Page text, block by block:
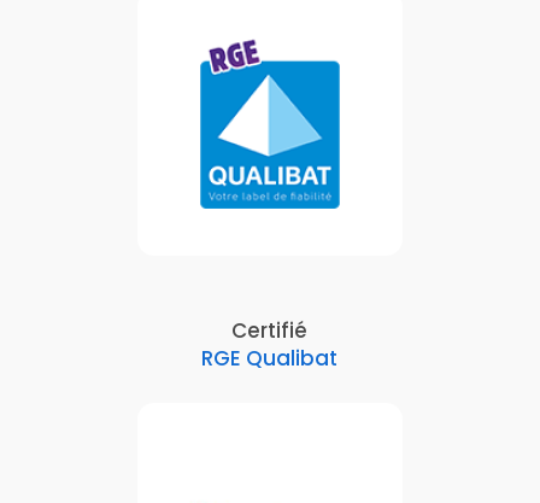
Certifié
RGE Qualibat